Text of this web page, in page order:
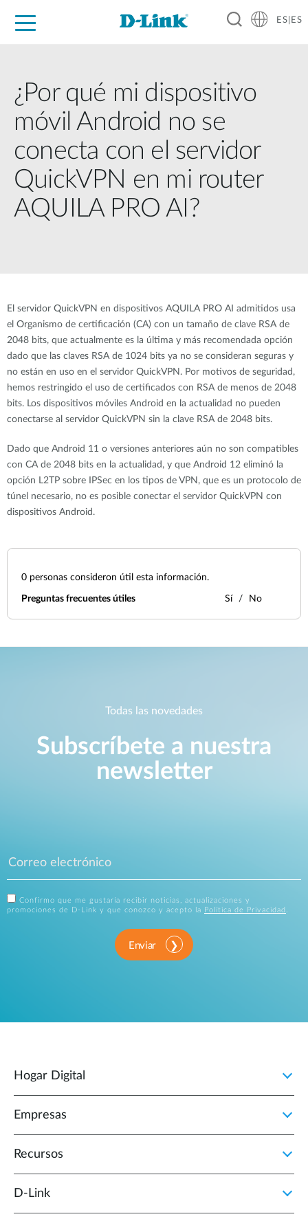
ES|ES
¿Por qué mi dispositivo
móvil Android no se
conecta con el servidor
QuickVPN en mi router
AQUILA PRO AI?
El servidor QuickVPN en dispositivos AQUILA PRO AI admitidos usa
el Organismo de certificación (CA) con un tamaño de clave RSA de
2048 bits, que actualmente es la última y más recomendada opción
dado que las claves RSA de 1024 bits ya no se consideran seguras y
no están en uso en el servidor QuickVPN. Por motivos de seguridad,
hemos restringido el uso de certificados con RSA de menos de 2048
bits. Los dispositivos móviles Android en la actualidad no pueden
conectarse al servidor QuickVPN sin la clave RSA de 2048 bits.
Dado que Android 11 o versiones anteriores aún no son compatibles
con CA de 2048 bits en la actualidad, y que Android 12 eliminó la
opción L2TP sobre IPSec en los tipos de VPN, que es un protocolo de
túnel necesario, no es posible conectar el servidor QuickVPN con
dispositivos Android.
0 personas consideron útil esta información.
Preguntas frecuentes útiles Sí No
Todas las novedades
Subscríbete a nuestra
newsletter
Confirmo que me gustaría recibir noticias, actualizaciones y
promociones de D-Link y que conozco y acepto la
Política de Privacidad .
Enviar
Hogar Digital
Empresas
Recursos
D‑Link